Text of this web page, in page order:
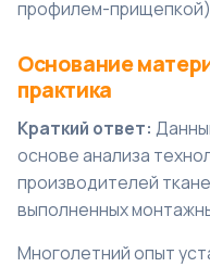
профилем-
Основание
практика
Краткий ответ:
основе анализа
производителей
выполненных
Многолетний опыт